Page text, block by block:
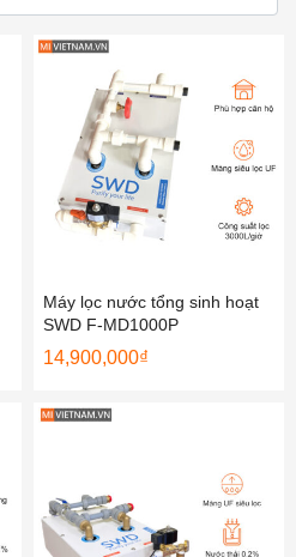
Máy lọc nước tổng sinh hoạt
SWD F-MD1000P
14,900,000₫